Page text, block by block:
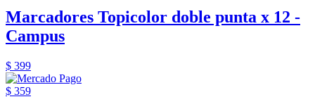
Marcadores Topicolor doble punta x 12 -
Campus
$ 399
$ 359